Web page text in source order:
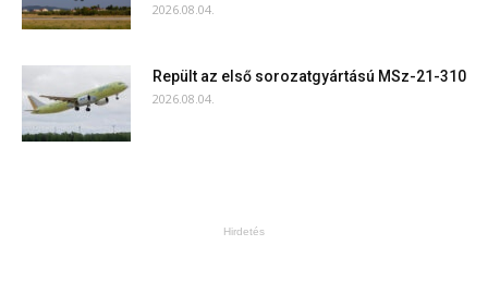
2026.08.04.
Repült az első sorozatgyártású MSz-21-310
2026.08.04.
Hirdetés